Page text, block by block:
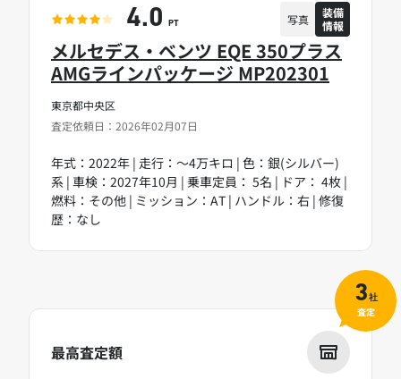
東京都中央区
査定依頼日：2026年02月07日
メルセデス・ベンツ EQE 350プラス
AMGラインパッケージ MP202301
年式：2022年 | 走行：～4万キロ | 色：銀(シルバー)
系 | 車検：2027年10月 | 乗車定員： 5名 | ドア： 4枚 |
燃料：その他 | ミッション：AT | ハンドル：右 | 修復
歴：なし
4.0 PT 写真
装備
情報
最高査定額
3社
査定